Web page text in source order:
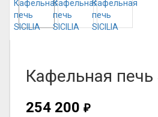
Кафельная печь
254 200 ₽